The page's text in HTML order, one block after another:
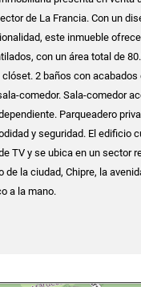
de La Francia. Con un
este inmueble
con un área total de
2 baños con acabados
comedor. Sala-comedor
Parqueadero
y seguridad. El edificio
TV y se ubica en un sector
de la ciudad, Chipre, la
a la mano.